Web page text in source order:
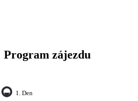
Program zájezdu
1. Den